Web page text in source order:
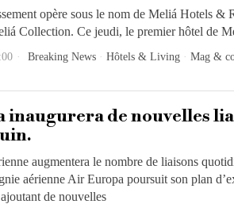
opère sous le nom de Meliá Hotels &
Collection. Ce jeudi, le premier hôtel de
Breaking News · Hôtels & Living · Mag &
de nouvelles
augmentera le nombre de liaisons
aérienne Air Europa poursuit son plan
de nouvelles